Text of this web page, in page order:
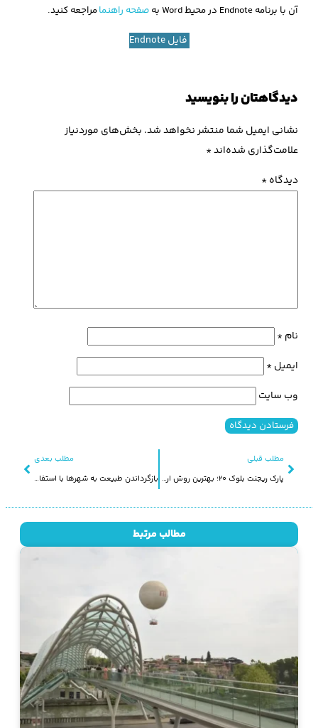
آن با برنامه Endnote در محیط Word به
صفحه راهنمامراجعه کنید.
فایل Endnote
مطلب قبلی
پارک ریجنت بلوک 20؛ بهترین روش ارتباط بنا با شهر
مطلب بعدی
بازگرداندن طبیعت به شهرها با استفاده از فولاد سبز (بامبو)
دیدگاهتان را بنویسید
نشانی ایمیل شما منتشر نخواهد شد. بخش‌های موردنیاز
علامت‌گذاری شده‌اند*
دیدگاه*
نام*
ایمیل*
وب‌ سایت
مطالب مرتبط